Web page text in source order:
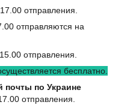
отправления.
отправляются на
отправления.
бесплатно.
почты по Украине
отправления.